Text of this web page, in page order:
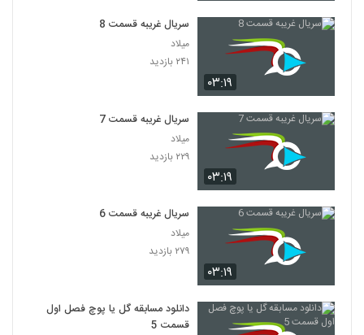
۰۳:۱۹
سریال غریبه قسمت 8
میلاد
۲۴۱ بازدید
۰۳:۱۹
سریال غریبه قسمت 7
میلاد
۲۲۹ بازدید
۰۳:۱۹
سریال غریبه قسمت 6
میلاد
۲۷۹ بازدید
دانلود مسابقه گل یا پوچ فصل اول
قسمت 5